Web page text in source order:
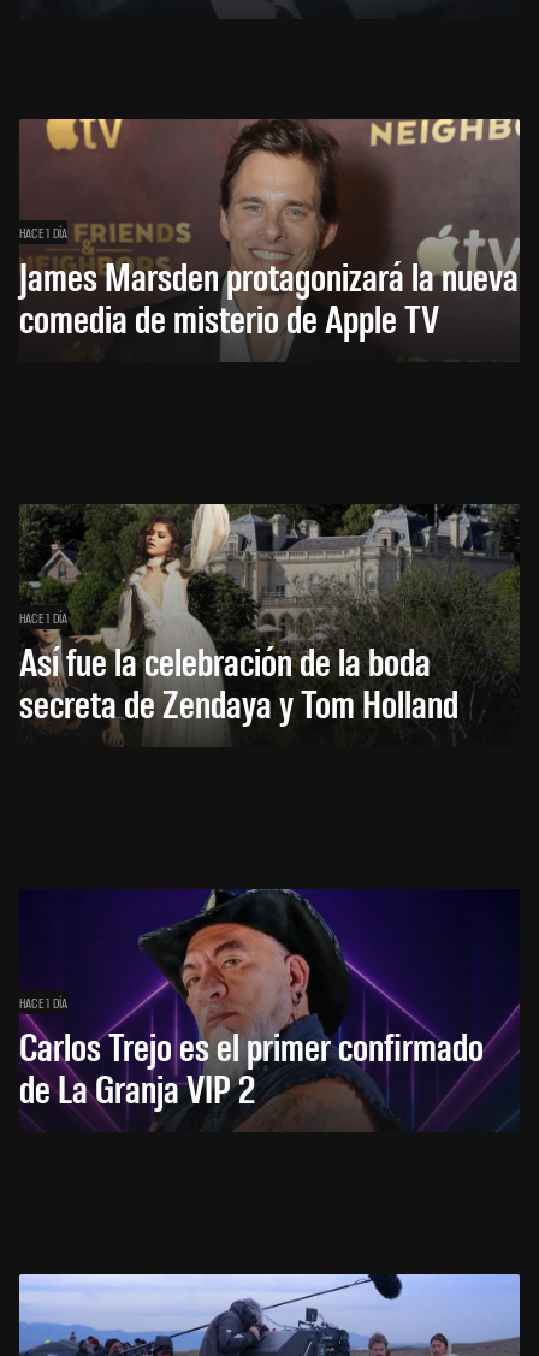
HACE 1 DÍA
James Marsden protagonizará la nueva
comedia de misterio de Apple TV
HACE 1 DÍA
Así fue la celebración de la boda
secreta de Zendaya y Tom Holland
HACE 1 DÍA
Carlos Trejo es el primer confirmado
de La Granja VIP 2